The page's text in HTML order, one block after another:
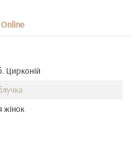
Цирконій
жінок